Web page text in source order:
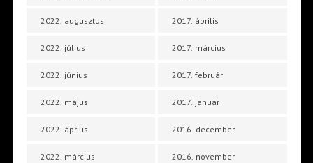
2022. augusztus
2022. július
2022. június
2022. május
2022. április
2022. március
2017. április
2017. március
2017. február
2017. január
2016. december
2016. november